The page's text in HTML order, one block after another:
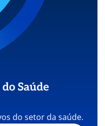
Saúde
do setor da saúde.